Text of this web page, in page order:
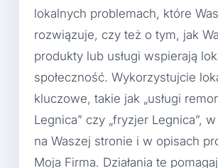
lokalnych problemach, które
rozwiązuje, czy też o tym, jak
produkty lub usługi wspierają
społeczność. Wykorzystujcie
kluczowe, takie jak „usługi
Legnica” czy „fryzjer Legnica”,
na Waszej stronie i w opisach
Moja Firma. Działania te